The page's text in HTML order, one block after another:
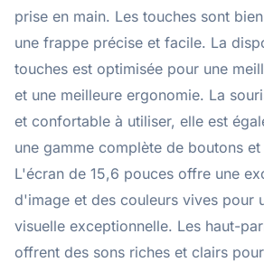
prise en main. Les touches sont
une frappe précise et facile. La
touches est optimisée pour une
et une meilleure ergonomie. La
et confortable à utiliser, elle est
une gamme complète de boutons
L'écran de 15,6 pouces offre une
d'image et des couleurs vives pour
visuelle exceptionnelle. Les haut-
offrent des sons riches et clairs